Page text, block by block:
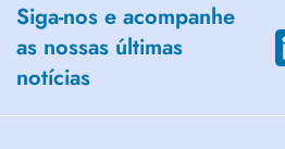
Siga-nos e acompanhe
as nossas últimas
notícias